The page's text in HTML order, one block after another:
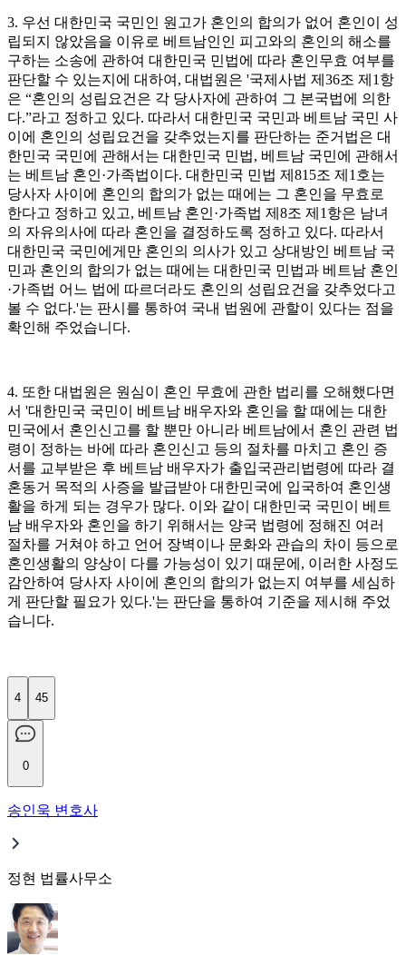
3. 우선 대한민국 국민인 원고가 혼인의 합의가 없어 혼인이 성
립되지 않았음을 이유로 베트남인인 피고와의 혼인의 해소를
구하는 소송에 관하여 대한민국 민법에 따라 혼인무효 여부를
판단할 수 있는지에 대하여, 대법원은 '국제사법 제36조 제1항
은 “혼인의 성립요건은 각 당사자에 관하여 그 본국법에 의한
다.”라고 정하고 있다. 따라서 대한민국 국민과 베트남 국민 사
이에 혼인의 성립요건을 갖추었는지를 판단하는 준거법은 대
한민국 국민에 관해서는 대한민국 민법, 베트남 국민에 관해서
는 베트남 혼인·가족법이다. 대한민국 민법 제815조 제1호는
당사자 사이에 혼인의 합의가 없는 때에는 그 혼인을 무효로
한다고 정하고 있고, 베트남 혼인·가족법 제8조 제1항은 남녀
의 자유의사에 따라 혼인을 결정하도록 정하고 있다. 따라서
대한민국 국민에게만 혼인의 의사가 있고 상대방인 베트남 국
민과 혼인의 합의가 없는 때에는 대한민국 민법과 베트남 혼인
·가족법 어느 법에 따르더라도 혼인의 성립요건을 갖추었다고
볼 수 없다.'는 판시를 통하여 국내 법원에 관할이 있다는 점을
확인해 주었습니다.
4. 또한 대법원은 원심이 혼인 무효에 관한 법리를 오해했다면
서 '대한민국 국민이 베트남 배우자와 혼인을 할 때에는 대한
민국에서 혼인신고를 할 뿐만 아니라 베트남에서 혼인 관련 법
령이 정하는 바에 따라 혼인신고 등의 절차를 마치고 혼인 증
서를 교부받은 후 베트남 배우자가 출입국관리법령에 따라 결
혼동거 목적의 사증을 발급받아 대한민국에 입국하여 혼인생
활을 하게 되는 경우가 많다. 이와 같이 대한민국 국민이 베트
남 배우자와 혼인을 하기 위해서는 양국 법령에 정해진 여러
절차를 거쳐야 하고 언어 장벽이나 문화와 관습의 차이 등으로
혼인생활의 양상이 다를 가능성이 있기 때문에, 이러한 사정도
감안하여 당사자 사이에 혼인의 합의가 없는지 여부를 세심하
게 판단할 필요가 있다.'는 판단을 통하여 기준을 제시해 주었
습니다.
4 45
0
송인욱 변호사
정현 법률사무소